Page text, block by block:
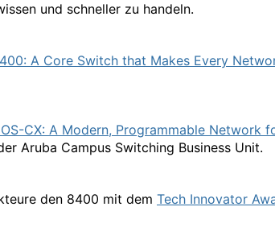
und schneller zu handeln.
A Core Switch that Makes Every
CX: A Modern, Programmable Network
Aruba Campus Switching Business Unit.
den 8400 mit dem Tech Innovator